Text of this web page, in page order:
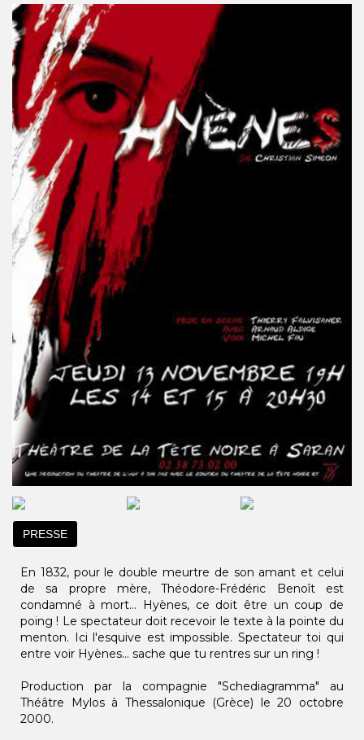
PRESSE
En 1832, pour le double meurtre de son amant et celui
de sa propre mère, Théodore-Frédéric Benoît est
condamné à mort... Hyènes, ce doit être un coup de
poing ! Le spectateur doit recevoir le texte à la pointe du
menton. Ici l'esquive est impossible. Spectateur toi qui
entre voir Hyènes... sache que tu rentres sur un ring !
Production par la compagnie "Schediagramma" au
Théâtre Mylos à Thessalonique (Grèce) le 20 octobre
2000.